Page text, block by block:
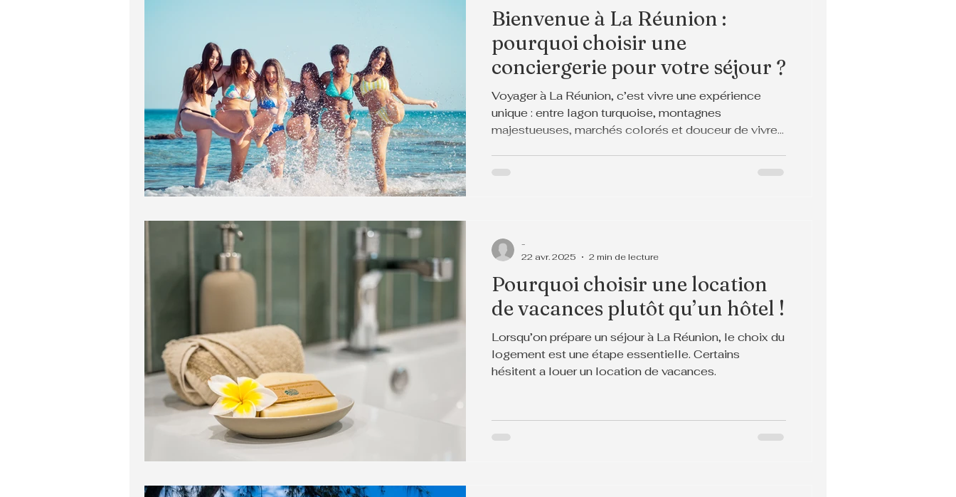
Bienvenue à La Réunion :
pourquoi choisir une
conciergerie pour votre séjour ?
Voyager à La Réunion, c’est vivre une expérience
unique : entre lagon turquoise, montagnes
majestueuses, marchés colorés et douceur de vivre,
Pourquoi choisir une location
de vacances plutôt qu’un hôtel !
Lorsqu’on prépare un séjour à La Réunion, le choix du
logement est une étape essentielle. Certains
hésitent a louer un location de vacances.
-
22 avr. 2025
2 min de lecture